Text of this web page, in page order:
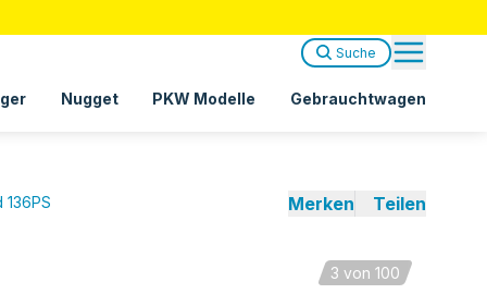
Nugget PKW Modelle Gebrauchtwagen
Suche
Merken Teilen
3 von 100